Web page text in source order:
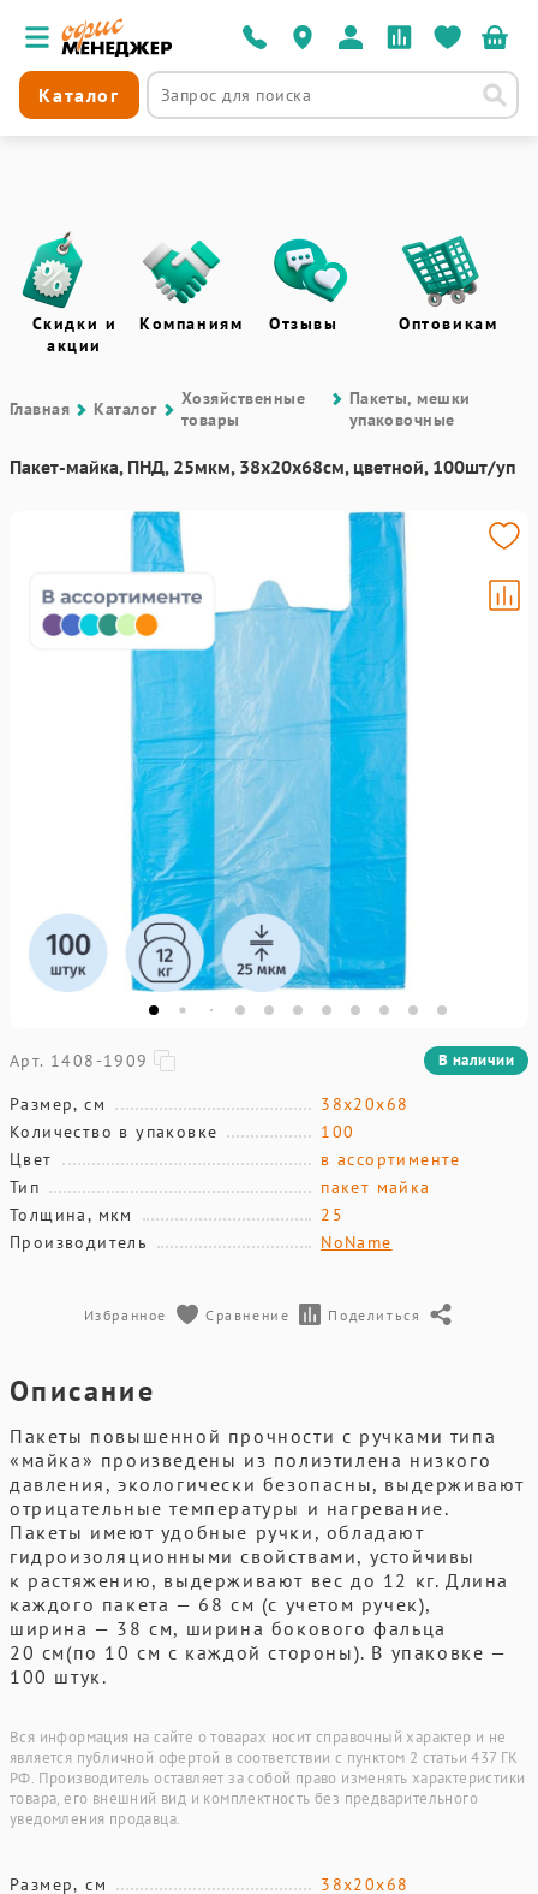
Каталог
Скидки и
акции
Компаниям Отзывы Оптовикам
Главная Каталог
Хозяйственные
товары
Пакеты, мешки
упаковочные
Пакет-майка, ПНД, 25мкм, 38х20х68см, цветной, 100шт/уп
Арт. 1408-1909 В наличии
Размер, см
38х20х68
Количество в упаковке
100
Цвет
в ассортименте
Тип
пакет майка
Толщина, мкм
25
Производитель
NoName
Избранное Сравнение Поделиться
Описание
Пакеты повышенной прочности с ручками типа
«майка» произведены из полиэтилена низкого
давления, экологически безопасны, выдерживают
отрицательные температуры и нагревание.
Пакеты имеют удобные ручки, обладают
гидроизоляционными свойствами, устойчивы
к растяжению, выдерживают вес до 12 кг. Длина
каждого пакета — 68 см (с учетом ручек),
ширина — 38 см, ширина бокового фальца
20 см(по 10 см с каждой стороны). В упаковке —
100 штук.
Вся информация на сайте о товарах носит справочный характер и не
является публичной офертой в соответствии с пунктом 2 статьи 437 ГК
РФ. Производитель оставляет за собой право изменять характеристики
товара, его внешний вид и комплектность без предварительного
уведомления продавца.
Размер, см
38х20х68